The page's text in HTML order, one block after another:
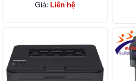
Giá: Liên hệ